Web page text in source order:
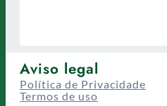
Aviso legal
Política de Privacidade
Termos de uso